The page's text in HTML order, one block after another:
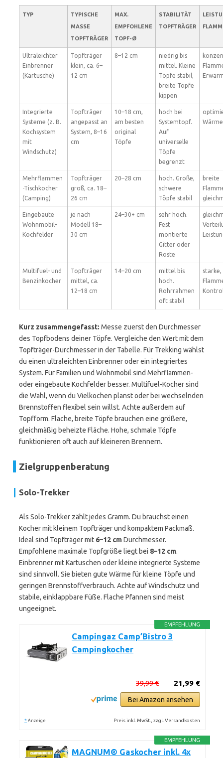
TYP
TYPISCHE
MASSE T
OPFTRÄGER
MAX.
EMPFOHLENE
TOPF-Ø
STABILITÄT
TOPFTRÄGER
Ultraleichter
Einbrenner
(Kartusche)
Topfträger
klein, ca. 6–
12 cm
8–12 cm
niedrig bis
mittel. Kleine
Töpfe stabil,
breite Töpfe
kippen
Integrierte
Systeme (z. B.
Kochsystem
mit
Windschutz)
Topfträger
angepasst an
System, 8–16
cm
10–18 cm,
am besten
original
Töpfe
hoch bei
Systemtopf.
Auf
universelle
Töpfe
begrenzt
Mehrflammen
-Tischkocher
(Camping)
Topfträger
groß, ca. 18–
26 cm
20–28 cm
hoch. Große,
schwere
Töpfe stabil
breite
Eingebaute
Wohnmobil-
Kochfelder
je nach
Modell 18–
30 cm
24–30+ cm
sehr hoch.
Fest
montierte
Gitter oder
Roste
Multifuel- und
Benzinkocher
Topfträger
mittel, ca.
12–18 cm
14–20 cm
mittel bis
hoch.
Rohrrahmen
oft stabil
Kurz zusammengefasst: Messe zuerst den Durchmesser
des Topfbodens deiner Töpfe. Vergleiche den Wert mit dem
Topfträger-Durchmesser in der Tabelle. Für Trekking wählst
du einen ultraleichten Einbrenner oder ein integriertes
System. Für Familien und Wohnmobil sind Mehrflammen-
oder eingebaute Kochfelder besser. Multifuel-Kocher sind
die Wahl, wenn du Vielkochen planst oder bei wechselnden
Brennstoffen flexibel sein willst. Achte außerdem auf
Topfform. Flache, breite Töpfe brauchen eine größere,
gleichmäßig beheizte Fläche. Hohe, schmale Töpfe
funktionieren oft auch auf kleineren Brennern.
Zielgruppenberatung
Solo-Trekker
Als Solo-Trekker zählt jedes Gramm. Du brauchst einen
Kocher mit kleinem Topfträger und kompaktem Packmaß.
Ideal sind Topfträger mit 6–12 cmDurchmesser.
Empfohlene maximale Topfgröße liegt bei 8–12 cm.
Einbrenner mit Kartuschen oder kleine integrierte Systeme
sind sinnvoll. Sie bieten gute Wärme für kleine Töpfe und
geringen Brennstoffverbrauch. Achte auf Windschutz und
stabile, einklappbare Füße. Flache Pfannen sind meist
ungeeignet.
EMPFEHLUNG
Campingaz Camp’Bistro 3
Campingkocher
21,99 €
39,99 €
Bei Amazon ansehen
* Anzeige Preis inkl. MwSt., zzgl. Versandkosten
EMPFEHLUNG
MAGNUM® Gaskocher inkl. 4x